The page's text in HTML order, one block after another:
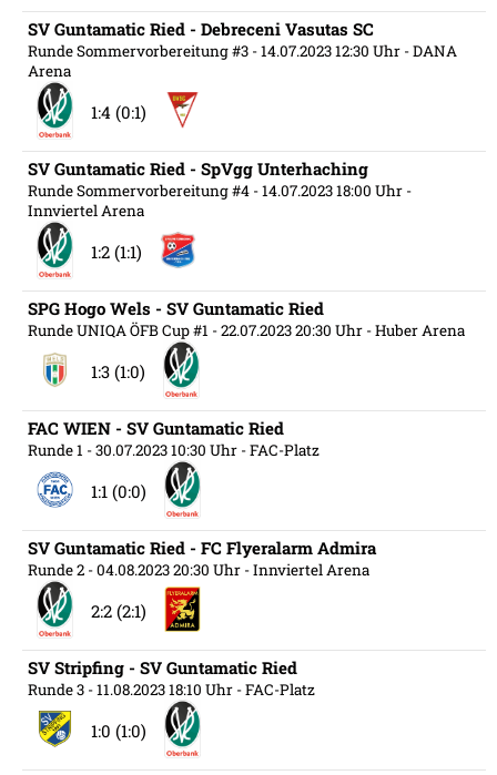
SV Guntamatic Ried - Debreceni Vasutas SC
Runde Sommervorbereitung #3 - 14.07.2023 12:30 Uhr - DANA
Arena
1:4 (0:1)
SV Guntamatic Ried - SpVgg Unterhaching
Runde Sommervorbereitung #4 - 14.07.2023 18:00 Uhr -
Innviertel Arena
1:2 (1:1)
SPG Hogo Wels - SV Guntamatic Ried
Runde UNIQA ÖFB Cup #1 - 22.07.2023 20:30 Uhr - Huber Arena
1:3 (1:0)
FAC WIEN - SV Guntamatic Ried
Runde 1 - 30.07.2023 10:30 Uhr - FAC-Platz
1:1 (0:0)
SV Guntamatic Ried - FC Flyeralarm Admira
Runde 2 - 04.08.2023 20:30 Uhr - Innviertel Arena
2:2 (2:1)
SV Stripfing - SV Guntamatic Ried
Runde 3 - 11.08.2023 18:10 Uhr - FAC-Platz
1:0 (1:0)